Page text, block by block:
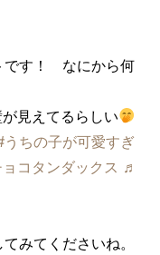
です！ なにから何
見えてるらしい
うちの子が可愛すぎ
コタンダックス ♬
みてくださいね。